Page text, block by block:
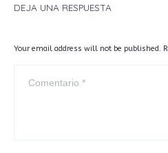
DEJA UNA RESPUESTA
Your email address will not be published.